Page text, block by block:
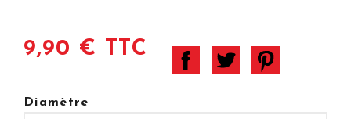
9,90 € TTC
Diamètre